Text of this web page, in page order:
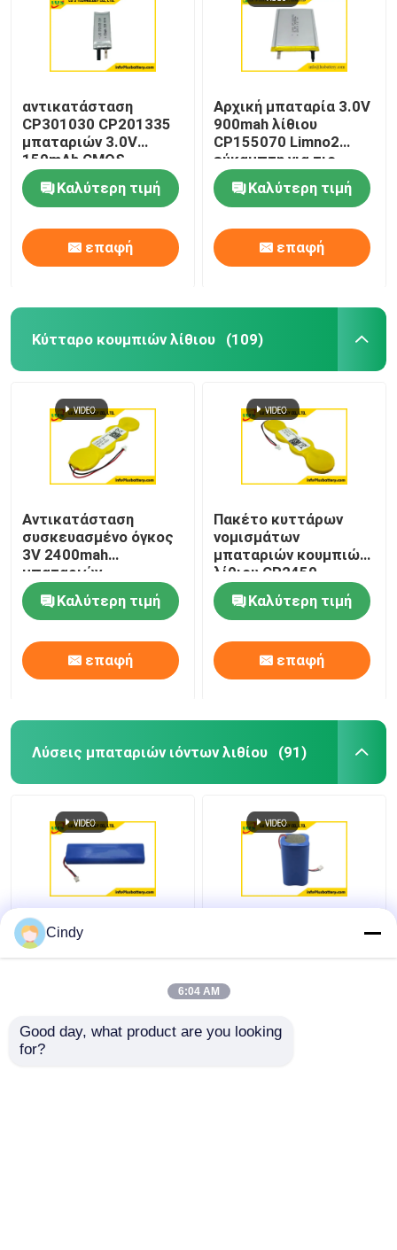
αντικατάσταση
CP301030 CP201335
μπαταριών 3.0V
150mAh CMOS
εξαιρετικά λεπτή
Καλύτερη τιμή
επαφή
Αρχική μπαταρία 3.0V
900mah λίθιου
CP155070 Limno2
εύκαμπτη για τις
έξυπνες κάρτες
Καλύτερη τιμή
επαφή
Κύτταρο κουμπιών λίθιου (109)
Αντικατάσταση
συσκευασμένο όγκος
3V 2400mah
μπαταριών
νομισμάτων λίθιου
CR2450 4P
Καλύτερη τιμή
επαφή
Πακέτο κυττάρων
νομισμάτων
μπαταριών κουμπιών
λίθιου CR2450
2400mah 3v για τις
έξυπνες ετικέττες
Καλύτερη τιμή
επαφή
Λύσεις μπαταριών ιόντων λιθίου (91)
4S1P 18650
Επαναφορτιζόμενη
12.8V 3.2V 4S1P
26650 Lifepo4
Cindy
6:04 AM
Good day, what product are you looking
for?